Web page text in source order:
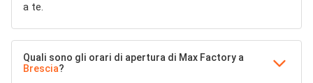
a te.
Quali sono gli orari di apertura di Max Factory a
Brescia?